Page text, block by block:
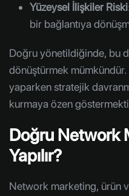
Yüzeysel İlişkiler Riski
bir bağlantıya
Doğru yönetildiğinde, bu
dönüştürmek
yaparken stratejik
kurmaya özen
Doğru Network
Yapılır?
Network marketing, ürün